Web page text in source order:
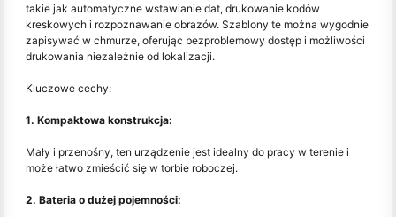
takie jak automatyczne wstawianie dat, drukowanie kodów
kreskowych i rozpoznawanie obrazów. Szablony te można wygodnie
zapisywać w chmurze, oferując bezproblemowy dostęp i możliwości
drukowania niezależnie od lokalizacji.
Kluczowe cechy:
1. Kompaktowa konstrukcja:
Mały i przenośny, ten urządzenie jest idealny do pracy w terenie i
może łatwo zmieścić się w torbie roboczej.
2. Bateria o dużej pojemności: